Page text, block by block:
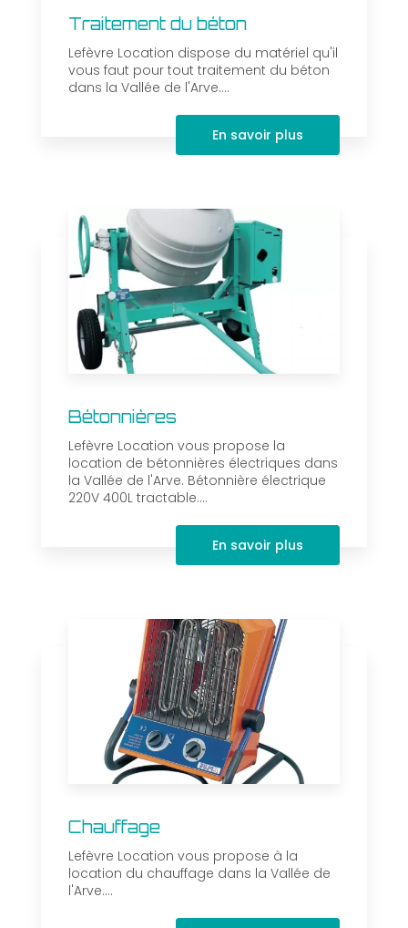
Traitement du béton
Lefèvre Location dispose du matériel qu'il
vous faut pour tout traitement du béton
dans la Vallée de l'Arve....
En savoir plus
Bétonnières
Lefèvre Location vous propose la
location de bétonnières électriques dans
la Vallée de l'Arve. Bétonnière électrique
220V 400L tractable....
En savoir plus
Chauffage
Lefèvre Location vous propose à la
location du chauffage dans la Vallée de
l'Arve....